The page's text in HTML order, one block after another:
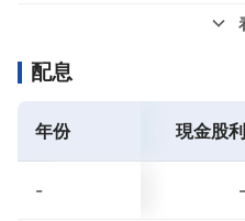
配息
年份 現金股利
- -